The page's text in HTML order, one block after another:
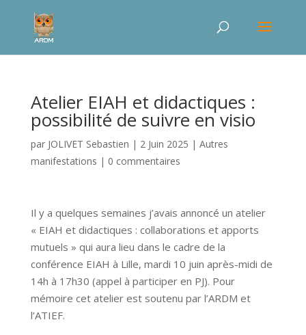
Atelier EIAH et didactiques :
possibilité de suivre en visio
par JOLIVET Sebastien | 2 Juin 2025 | Autres
manifestations | 0 commentaires
Il y a quelques semaines j’avais annoncé un atelier
« EIAH et didactiques : collaborations et apports
mutuels » qui aura lieu dans le cadre de la
conférence EIAH à Lille, mardi 10 juin après-midi de
14h à 17h30 (appel à participer en PJ). Pour
mémoire cet atelier est soutenu par l’ARDM et
l’ATIEF.